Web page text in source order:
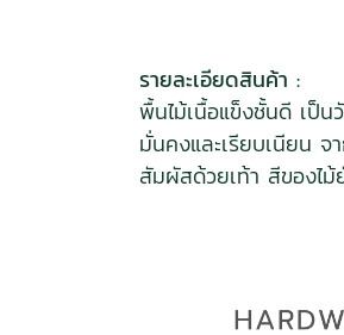
รายละเอียดสินค้า :
พื้นไม้เนื้อแข็งชั้นดี เป็น
มั่นคงและเรียบเนียน จ
สัมผัสด้วยเท้า สีของไม้